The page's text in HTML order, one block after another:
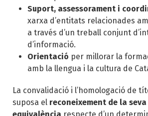
Suport, assessorament i
xarxa d’entitats relacionades
a través d’un treball conjunt
d’informació.
Orientació per millorar la
amb la llengua i la cultura de
La convalidació i l’homologació de
suposa el reconeixement de la seva